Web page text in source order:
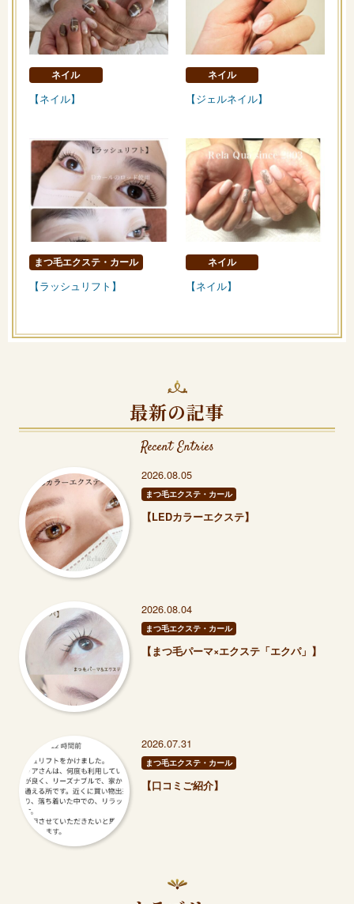
ネイル
【ネイル】
ネイル
【ジェルネイル】
まつ毛エクステ・カール
【ラッシュリフト】
ネイル
【ネイル】
最新の記事
Recent Entries
2026.08.05
まつ毛エクステ・カール
【LEDカラーエクステ】
2026.08.04
まつ毛エクステ・カール
【まつ毛パーマ×エクステ「エクパ」】
2026.07.31
まつ毛エクステ・カール
【口コミご紹介】